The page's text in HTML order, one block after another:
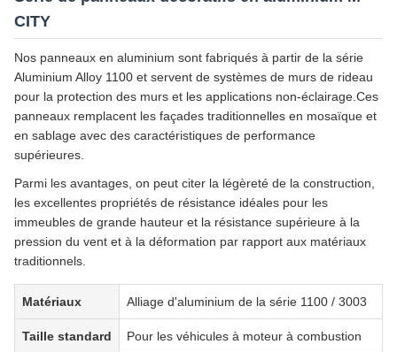
CITY
Nos panneaux en aluminium sont fabriqués à partir de la série
Aluminium Alloy 1100 et servent de systèmes de murs de rideau
pour la protection des murs et les applications non-éclairage.Ces
panneaux remplacent les façades traditionnelles en mosaïque et
en sablage avec des caractéristiques de performance
supérieures.
Parmi les avantages, on peut citer la légèreté de la construction,
les excellentes propriétés de résistance idéales pour les
immeubles de grande hauteur et la résistance supérieure à la
pression du vent et à la déformation par rapport aux matériaux
traditionnels.
Matériaux Alliage d'aluminium de la série 1100 / 3003
Taille standard Pour les véhicules à moteur à combustion